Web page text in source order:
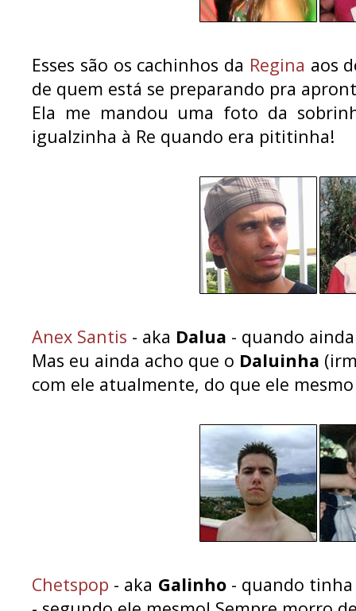
Esses são os cachinhos da Regina aos
de quem está se preparando pra
Ela me mandou uma foto da
igualzinha à Re quando era pititinha!
Anex Santis - aka Dalua - quando
Mas eu ainda acho que o Daluinha
com ele atualmente, do que ele
Chetspop - aka Galinho- quando tinha